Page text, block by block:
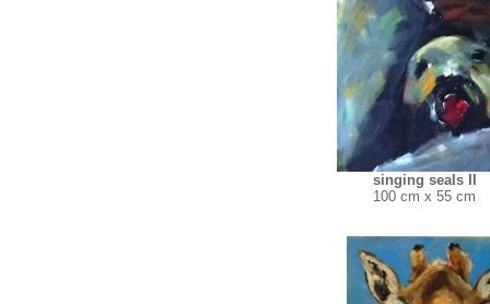
singing seals II
100 cm x 55 cm